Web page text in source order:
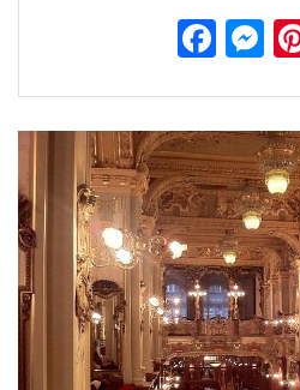
F
e
b
o
o
k
M
ss
e
n
g